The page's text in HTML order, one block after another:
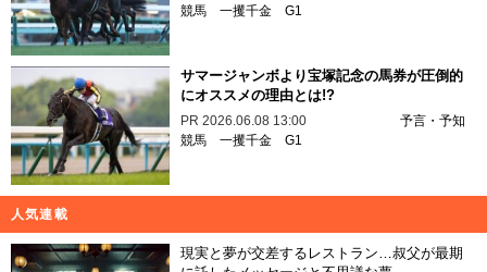
競馬 一攫千金 G1
サマージャンボより宝塚記念の馬券が圧倒的
にオススメの理由とは!?
PR 2026.06.08 13:00
予言・予知
競馬 一攫千金 G1
人気連載
現実と夢が交差するレストラン…叔父が最期